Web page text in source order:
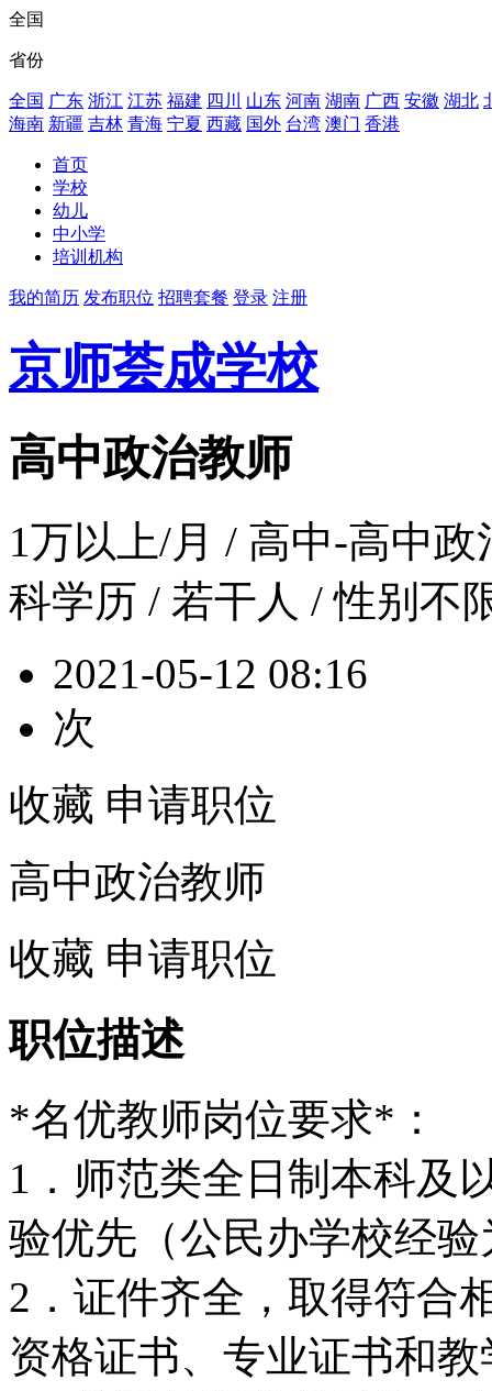
全国
省份
全国 广东 浙江 江苏 福建 四川 山东 河南 湖南 广西 安徽 湖北
海南 新疆 吉林 青海 宁夏 西藏 国外 台湾 澳门 香港
首页
学校
幼儿
中小学
培训机构
我的简历 发布职位 招聘套餐 登录 注册
京师荟成学校
高中政治教师
1万以上/月 / 高中-高中政
科学历 / 若干人 / 性别不
2021-05-12 08:16
次
收藏 申请职位
高中政治教师
收藏 申请职位
职位描述
*名优教师岗位要求*：
1．师范类全日制本科及
验优先（公民办学校经
2．证件齐全，取得符合
资格证书、专业证书和